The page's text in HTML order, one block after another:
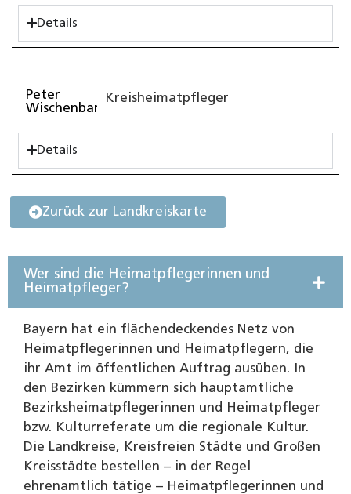
Details
Peter
Wischenbarth
Kreisheimatpfleger
Details
Zurück zur Landkreiskarte
Wer sind die Heimatpflegerinnen und
Heimatpfleger?
Bayern hat ein flächendeckendes Netz von
Heimatpflegerinnen und Heimatpflegern, die
ihr Amt im öffentlichen Auftrag ausüben. In
den Bezirken kümmern sich hauptamtliche
Bezirksheimatpflegerinnen und Heimatpfleger
bzw. Kulturreferate um die regionale Kultur.
Die Landkreise, Kreisfreien Städte und Großen
Kreisstädte bestellen – in der Regel
ehrenamtlich tätige – Heimatpflegerinnen und